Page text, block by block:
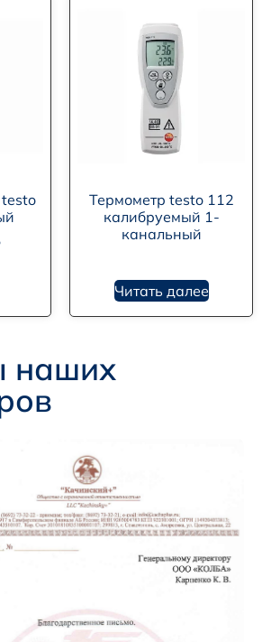
Термометр testo 112
калибруемый 1-
канальный
Читать далее
наших